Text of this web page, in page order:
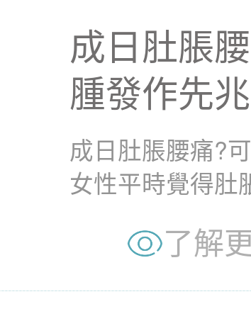
成日肚脹
腫發作先兆
成日肚脹腰痛?
女性平時覺得肚
了解